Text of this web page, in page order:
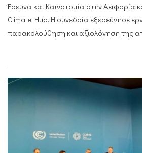
Έρευνα και Καινοτομία στην Αειφορία
Climate Hub. Η συνεδρία εξερεύνησε
παρακολούθηση και αξιολόγηση της